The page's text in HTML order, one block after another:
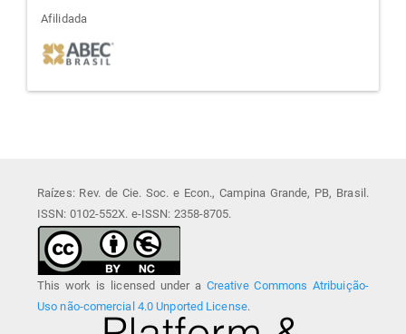
afiliada
Afilidada
Raízes: Rev. de Cie. Soc. e Econ., Campina Grande, PB, Brasil.
ISSN: 0102-552X. e-ISSN: 2358-8705.
This work is licensed under a Creative Commons Atribuição-
Uso não-comercial 4.0 Unported License.